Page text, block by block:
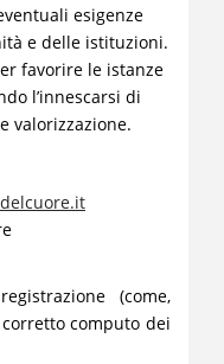
esigenze
e delle istituzioni.
favorire le istanze
l’innescarsi di
valorizzazione.
(come,
computo dei